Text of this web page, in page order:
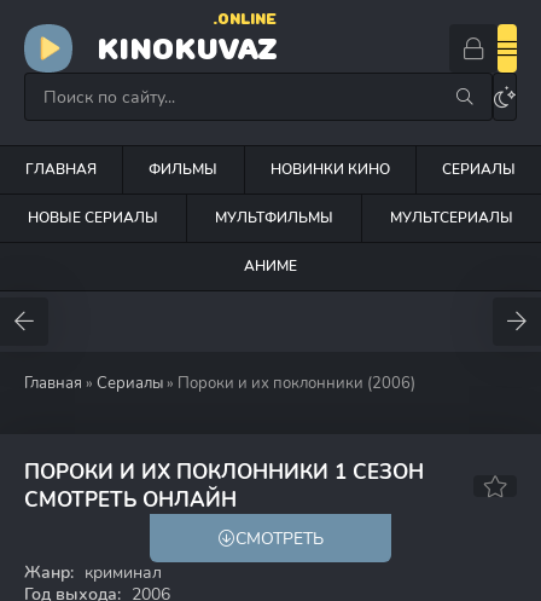
KINOKUVAZ
.ONLINE
ГЛАВНАЯ ФИЛЬМЫ НОВИНКИ КИНО СЕРИАЛЫ
НОВЫЕ СЕРИАЛЫ МУЛЬТФИЛЬМЫ МУЛЬТСЕРИАЛЫ
АНИМЕ
Главная » Сериалы » Пороки и их поклонники (2006)
ПОРОКИ И ИХ ПОКЛОННИКИ 1 СЕЗОН
СМОТРЕТЬ ОНЛАЙН
6.9
СМОТРЕТЬ
Жанр: криминал
Год выхода: 2006